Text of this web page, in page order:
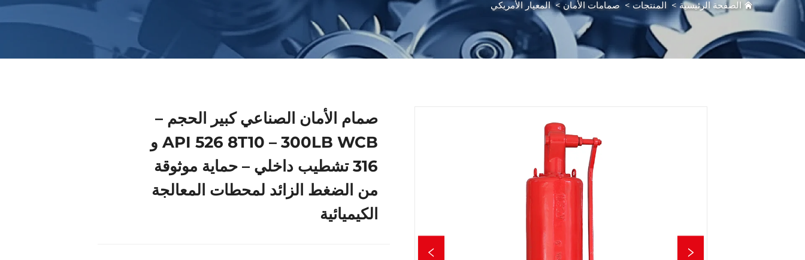
الصفحة الرئيسية> المنتجات > صمامات الأمان>المعيار الأمريكي
صمام الأمان الصناعي كبير الحجم –
API 526 8T10 – 300LB WCB و
316 تشطيب داخلي – حماية موثوقة
من الضغط الزائد لمحطات المعالجة
الكيميائية